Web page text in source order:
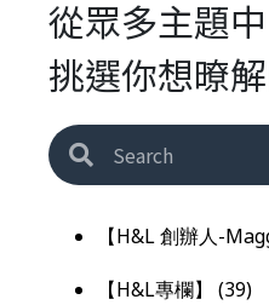
從眾多主題中
挑選你想暸
【H&L 創辦人-
【H&L專欄】
(39)